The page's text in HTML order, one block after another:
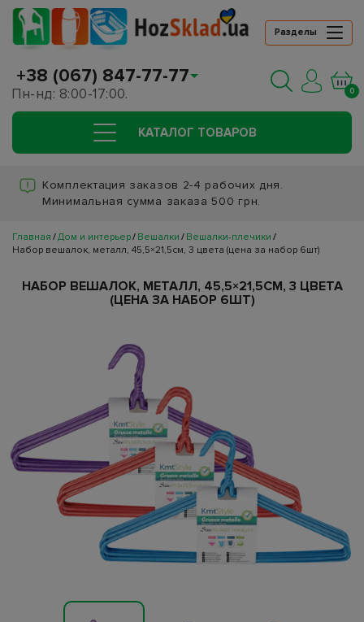
Разделы
+38 (067) 847-77-77
Пн-нд: 8:00-17:00. 0
КАТАЛОГ ТОВАРОВ
Комплектация заказов 2-4 рабочих дня.
Минимальная сумма заказа 500 грн.
Главная Дом и интерьер Вешалки
Вешалки-плечики
Набор вешалок, металл, 45,5×21,5см, 3 цвета (цена за набор 6шт)
НАБОР ВЕШАЛОК, МЕТАЛЛ, 45,5×21,5СМ, 3 ЦВЕТА
(ЦЕНА ЗА НАБОР 6ШТ)